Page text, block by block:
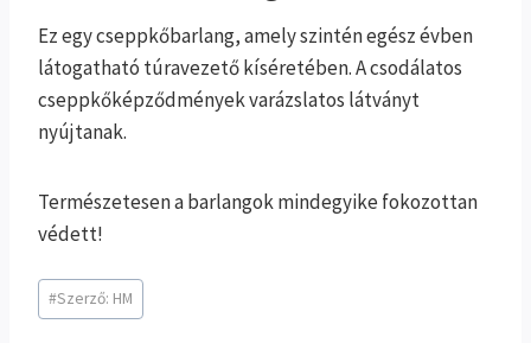
Ez egy cseppkőbarlang, amely szintén egész évben
látogatható túravezető kíséretében. A csodálatos
cseppkőképződmények varázslatos látványt
nyújtanak.
Természetesen a barlangok mindegyike fokozottan
védett!
Post
Tags:
#Szerző: HM